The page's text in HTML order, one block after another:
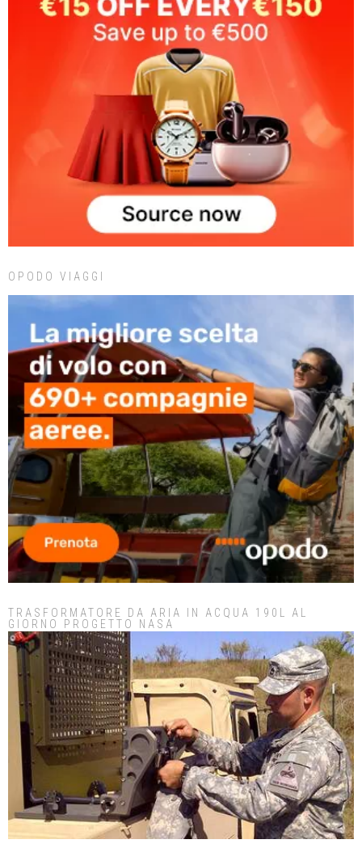
OPODO VIAGGI
TRASFORMATORE DA ARIA IN ACQUA 190L AL
GIORNO PROGETTO NASA